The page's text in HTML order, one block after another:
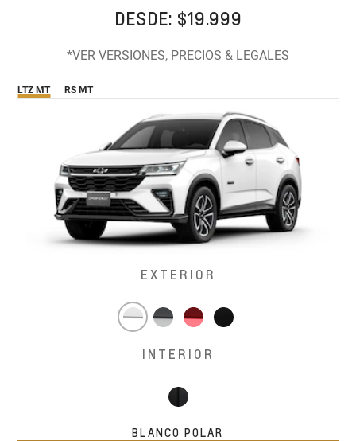
DESDE: $19.999
*VER VERSIONES, PRECIOS & LEGALES
LTZ MT RS MT
EXTERIOR
INTERIOR
BLANCO POLAR